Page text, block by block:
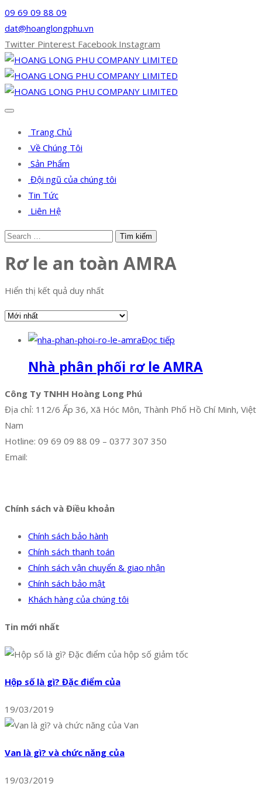
09 69 09 88 09
dat@hoanglongphu.vn
Twitter Pinterest Facebook Instagram
Trang Chủ
Về Chúng Tôi
Sản Phẩm
Đội ngũ của chúng tôi
Tin Tức
Liên Hệ
Rơ le an toàn AMRA
Hiển thị kết quả duy nhất
Đọc tiếp
Nhà phân phối rơ le AMRA
Công Ty TNHH Hoàng Long Phú
Địa chỉ: 112/6 Ấp 36, Xã Hóc Môn, Thành Phố Hồ Chí Minh, Việt
Nam
Hotline: 09 69 09 88 09 – 0377 307 350
Email:
Chính sách và Điều khoản
Chính sách bảo hành
Chính sách thanh toán
Chính sách vận chuyển & giao nhận
Chính sách bảo mật
Khách hàng của chúng tôi
Tin mới nhất
Hộp số là gì? Đặc điểm của
19/03/2019
Van là gì? và chức năng của
19/03/2019